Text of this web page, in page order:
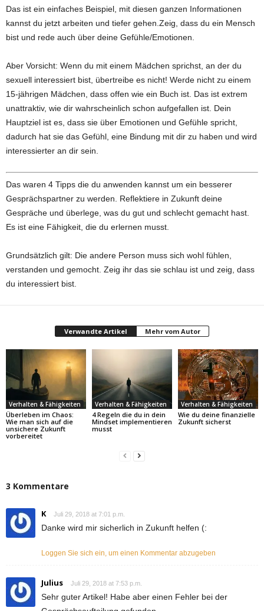
Das ist ein einfaches Beispiel, mit diesen ganzen Informationen
kannst du jetzt arbeiten und tiefer gehen.Zeig, dass du ein Mensch
bist und rede auch über deine Gefühle/Emotionen.
Aber Vorsicht: Wenn du mit einem Mädchen sprichst, an der du
sexuell interessiert bist, übertreibe es nicht! Werde nicht zu einem
15-jährigen Mädchen, dass offen wie ein Buch ist. Das ist extrem
unattraktiv, wie dir wahrscheinlich schon aufgefallen ist. Dein
Hauptziel ist es, dass sie über Emotionen und Gefühle spricht,
dadurch hat sie das Gefühl, eine Bindung mit dir zu haben und wird
interessierter an dir sein.
Das waren 4 Tipps die du anwenden kannst um ein besserer
Gesprächspartner zu werden. Reflektiere in Zukunft deine
Gespräche und überlege, was du gut und schlecht gemacht hast.
Es ist eine Fähigkeit, die du erlernen musst.
Grundsätzlich gilt: Die andere Person muss sich wohl fühlen,
verstanden und gemocht. Zeig ihr das sie schlau ist und zeig, dass
du interessiert bist.
Verwandte Artikel Mehr vom Autor
Verhalten & Fähigkeiten
Überleben im Chaos:
Wie man sich auf die
unsichere Zukunft
vorbereitet
Verhalten & Fähigkeiten
4 Regeln die du in dein
Mindset implementieren
musst
Verhalten & Fähigkeiten
Wie du deine finanzielle
Zukunft sicherst
3 Kommentare
K Juli 29, 2018 at 7:01 p.m.
Danke wird mir sicherlich in Zukunft helfen (:
Loggen Sie sich ein, um einen Kommentar abzugeben
Julius Juli 29, 2018 at 7:53 p.m.
Sehr guter Artikel! Habe aber einen Fehler bei der